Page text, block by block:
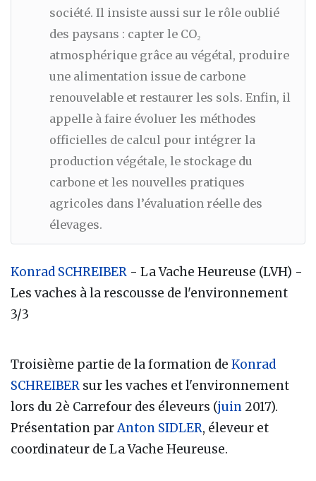
société. Il insiste aussi sur le rôle oublié
des paysans : capter le CO₂
atmosphérique grâce au végétal, produire
une alimentation issue de carbone
renouvelable et restaurer les sols. Enfin, il
appelle à faire évoluer les méthodes
officielles de calcul pour intégrer la
production végétale, le stockage du
carbone et les nouvelles pratiques
agricoles dans l’évaluation réelle des
élevages.
Konrad SCHREIBER - La Vache Heureuse (LVH) -
Les vaches à la rescousse de l'environnement
3/3
Troisième partie de la formation de Konrad
SCHREIBER sur les vaches et l'environnement
lors du 2è Carrefour des éleveurs (juin 2017).
Présentation parAnton SIDLER, éleveur et
coordinateur de La Vache Heureuse.